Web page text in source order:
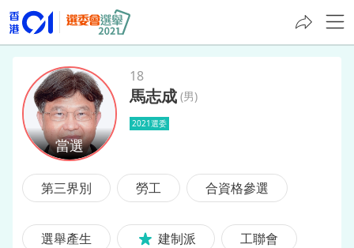
馬志成
18
馬志成 (男)
2021選委
第三界別 勞工 合資格參選
選舉產生 建制派 工聯會